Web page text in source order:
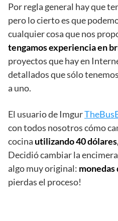
Por regla general hay que
pero lo cierto es que
cualquier cosa que nos
tengamos experiencia en
proyectos que hay en
detallados que sólo
a uno.
El usuario de Imgur
con todos nosotros cómo
cocina utilizando 40
Decidió cambiar la
algo muy original: monedas
pierdas el proceso!